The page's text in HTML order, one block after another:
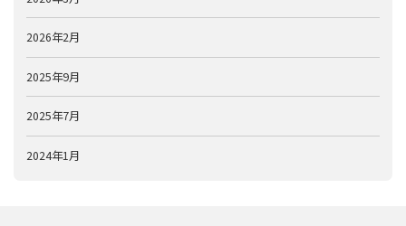
2026年2月
2025年9月
2025年7月
2024年1月